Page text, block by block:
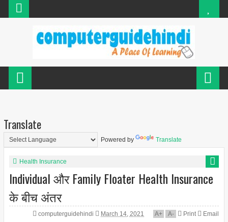
Translate
Powered by Translate
Health Insurance
Individual और Family Floater Health Insurance
के बीच अंतर
computerguidehindi March 14, 2021 A+ A- Print Email